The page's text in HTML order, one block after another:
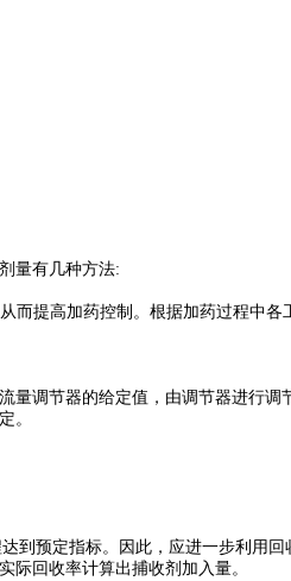
量有几种方法:
提高加药控制。根据加药过程中各
调节器的给定值，由调节器进行调
。
到预定指标。因此，应进一步利用
际回收率计算出捕收剂加入量。